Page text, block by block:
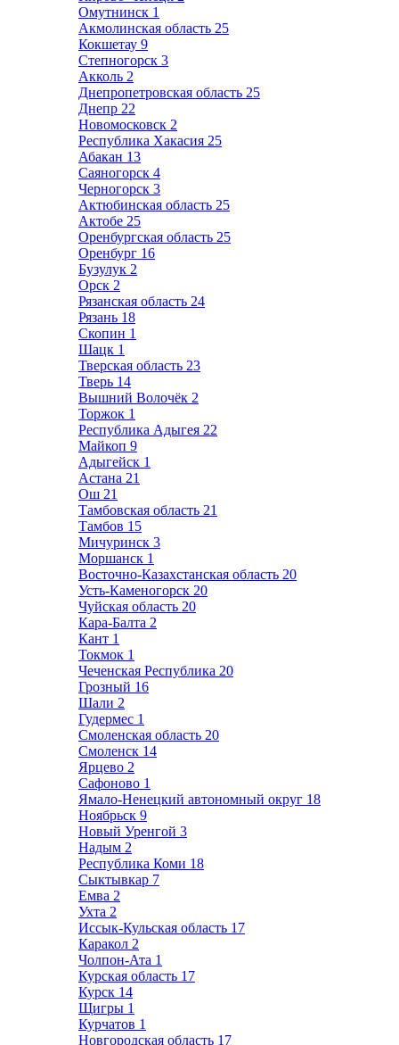
Омутнинск 1
Акмолинская область 25
Кокшетау 9
Степногорск 3
Акколь 2
Днепропетровская область 25
Днепр 22
Новомосковск 2
Республика Хакасия 25
Абакан 13
Саяногорск 4
Черногорск 3
Актюбинская область 25
Актобе 25
Оренбургская область 25
Оренбург 16
Бузулук 2
Орск 2
Рязанская область 24
Рязань 18
Скопин 1
Шацк 1
Тверская область 23
Тверь 14
Вышний Волочёк 2
Торжок 1
Республика Адыгея 22
Майкоп 9
Адыгейск 1
Астана 21
Ош 21
Тамбовская область 21
Тамбов 15
Мичуринск 3
Моршанск 1
Восточно-Казахстанская область 20
Усть-Каменогорск 20
Чуйская область 20
Кара-Балта 2
Кант 1
Токмок 1
Чеченская Республика 20
Грозный 16
Шали 2
Гудермес 1
Смоленская область 20
Смоленск 14
Ярцево 2
Сафоново 1
Ямало-Ненецкий автономный округ 18
Ноябрьск 9
Новый Уренгой 3
Надым 2
Республика Коми 18
Сыктывкар 7
Емва 2
Ухта 2
Иссык-Кульская область 17
Каракол 2
Чолпон-Ата 1
Курская область 17
Курск 14
Щигры 1
Курчатов 1
Новгородская область 17